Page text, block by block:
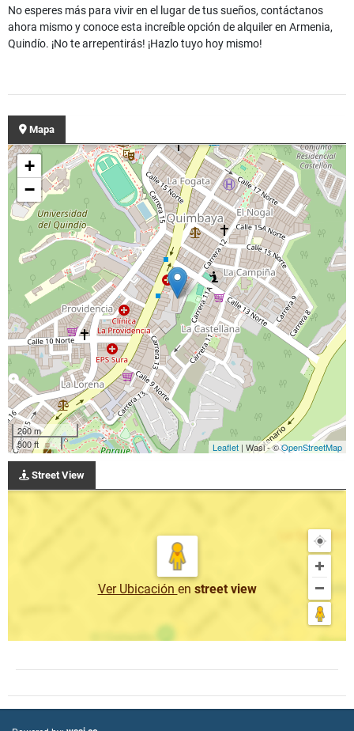
No esperes más para vivir en el lugar de tus sueños, contáctanos
ahora mismo y conoce esta increíble opción de alquiler en Armenia,
Quindío. ¡No te arrepentirás! ¡Hazlo tuyo hoy mismo!
Mapa
+
−
200 m
500 ft
Leaflet | Wasi - ©OpenStreetMap
Street View
Ver Ubicación en street view